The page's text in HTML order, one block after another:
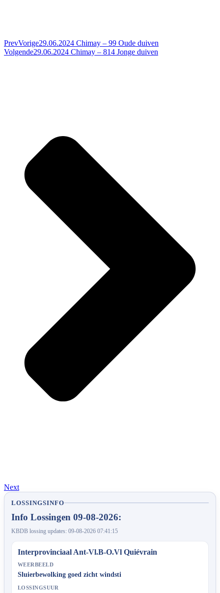
PrevVorige29.06.2024 Chimay – 99 Oude duiven
Volgende29.06.2024 Chimay – 814 Jonge duiven
Next
LOSSINGSINFO
Info Lossingen 09-08-2026:
KBDB lossing updates: 09-08-2026 07:41:15
Interprovinciaal Ant-Vl.B-O.Vl Quiévrain
WEERBEELD
Sluierbewolking goed zicht windsti
LOSSINGSUUR